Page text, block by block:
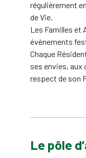
régulièrement
de Vie.
Les Familles et
évènements
Chaque
ses envies, aux
respect de son
Le pôle